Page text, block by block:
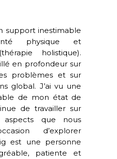
support inestimable
physique et
holistique).
en profondeur sur
problèmes et sur
global. J’ai vu une
de mon état de
de travailler sur
aspects que nous
d’explorer
est une personne
patiente et